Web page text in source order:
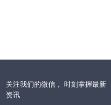
关注我们的微信， 时刻掌握最新
资讯